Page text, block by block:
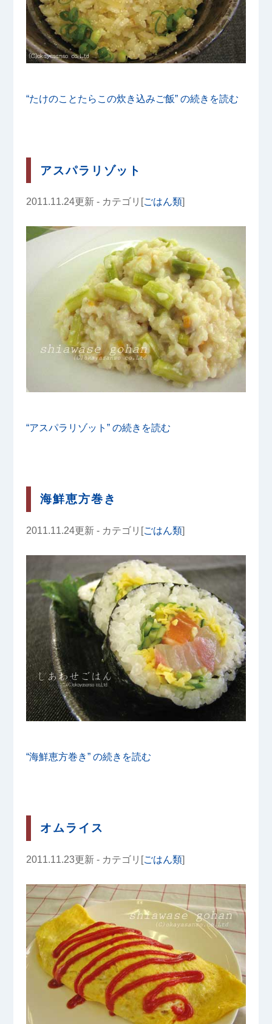
“たけのことたらこの炊き込みご飯” の続きを読む
アスパラリゾット
2011.11.24更新 - カテゴリ[ごはん類]
“アスパラリゾット” の続きを読む
海鮮恵方巻き
2011.11.24更新 - カテゴリ[ごはん類]
“海鮮恵方巻き” の続きを読む
オムライス
2011.11.23更新 - カテゴリ[ごはん類]